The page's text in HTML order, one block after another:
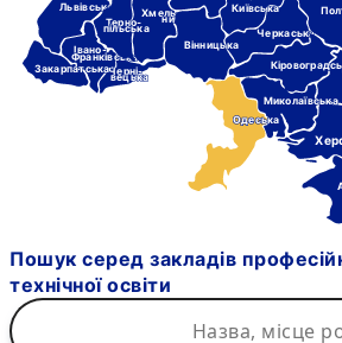
Черкаська
Черні-
вецька
Івано-
Франківська
Хмель-
ницька
Київська
Львівська
Миколаївська
Одеська
Терно-
пільська
Вінницька
Закарпатська
Пошук серед закладів
технічної освіти